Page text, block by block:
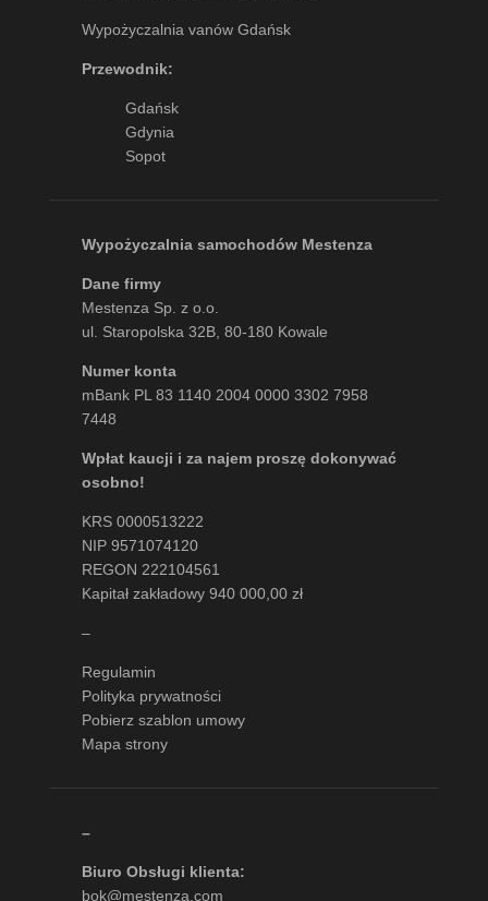
Wypożyczalnia vanów Gdańsk
Przewodnik:
Gdańsk
Gdynia
Sopot
Wypożyczalnia samochodów Mestenza
Dane firmy
Mestenza Sp. z o.o.
ul. Staropolska 32B, 80-180 Kowale
Numer konta
mBank PL 83 1140 2004 0000 3302 7958
7448
Wpłat kaucji i za najem proszę dokonywać
osobno!
KRS 0000513222
NIP 9571074120
REGON 222104561
Kapitał zakładowy 940 000,00 zł
–
Regulamin
Polityka prywatności
Pobierz szablon umowy
Mapa strony
–
Biuro Obsługi klienta:
bok@mestenza.com